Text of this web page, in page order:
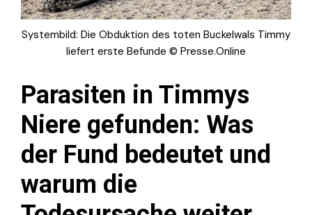
Systembild: Die Obduktion des toten Buckelwals Timmy
liefert erste Befunde © Presse.Online
Parasiten in Timmys
Niere gefunden: Was
der Fund bedeutet und
warum die